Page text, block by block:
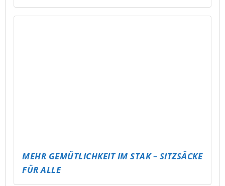
MEHR GEMÜTLICHKEIT IM STAK – SITZSÄCKE
FÜR ALLE